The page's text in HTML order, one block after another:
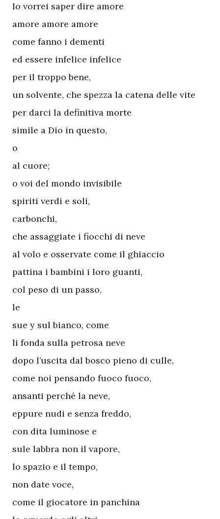
Io vorrei saper dire amore
amore amore amore
come fanno i dementi
ed essere infelice infelice
per il troppo bene,
un solvente, che spezza la catena delle vite
per darci la definitiva morte
simile a Dio in questo,
o
al cuore;
o voi del mondo invisibile
spiriti verdi e soli,
carbonchi,
che assaggiate i fiocchi di neve
al volo e osservate come il ghiaccio
pattina i bambini i loro guanti,
col peso di un passo,
le
sue y sul bianco, come
li fonda sulla petrosa neve
dopo l’uscita dal bosco pieno di culle,
come noi pensando fuoco fuoco,
ansanti perché la neve,
eppure nudi e senza freddo,
con dita luminose e
sule labbra non il vapore,
lo spazio e il tempo,
non date voce,
come il giocatore in panchina